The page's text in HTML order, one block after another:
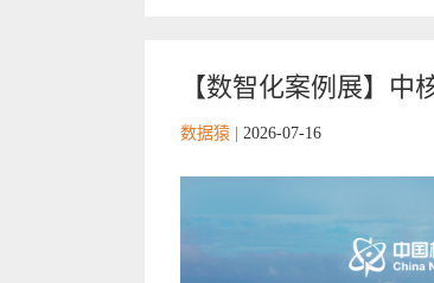
【数智化案例展】
数据猿 2026-07-16